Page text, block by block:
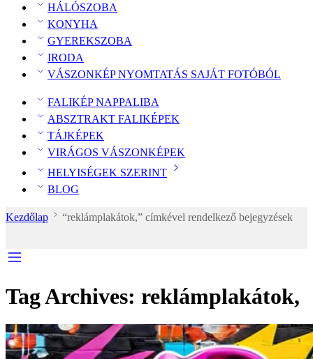
HÁLÓSZOBA
KONYHA
GYEREKSZOBA
IRODA
VÁSZONKÉP NYOMTATÁS SAJÁT FOTÓBÓL
FALIKÉP NAPPALIBA
ABSZTRAKT FALIKÉPEK
TÁJKÉPEK
VIRÁGOS VÁSZONKÉPEK
HELYISÉGEK SZERINT
BLOG
Kezdőlap “reklámplakátok,” címkével rendelkező bejegyzések
Tag Archives: reklámplakátok,